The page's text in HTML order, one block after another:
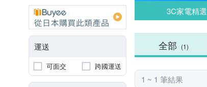
運送
可面交 跨國運送
3C家電精選
全部 (1)
1 ~ 1 筆結果